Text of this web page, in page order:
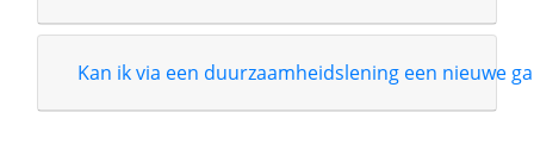
Kan ik via een duurzaamheidslening een nieuwe